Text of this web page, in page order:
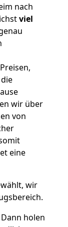
nach
viel
wir über
von
eine
wir
Dann holen